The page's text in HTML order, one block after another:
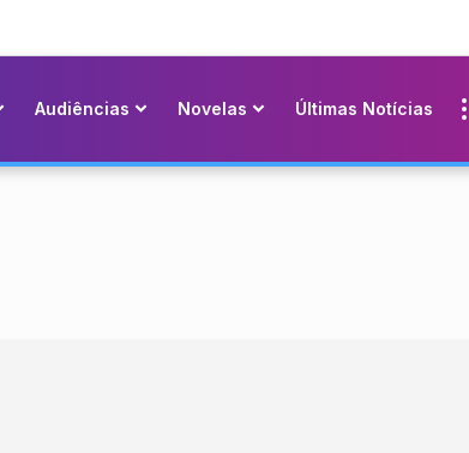
Audiências Novelas Últimas Notícias